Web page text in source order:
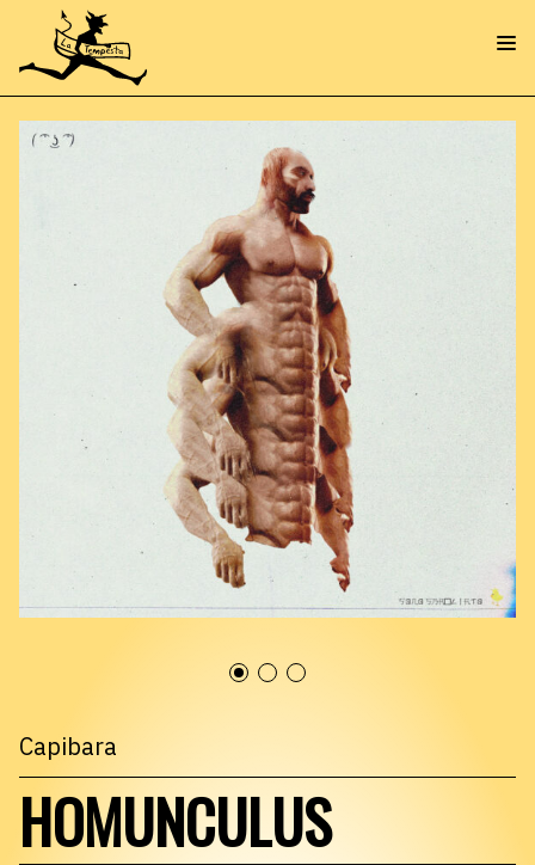
Capibara
HOMUNCULUS